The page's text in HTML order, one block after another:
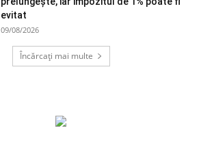
evitat
09/08/2026
Încărcați mai multe